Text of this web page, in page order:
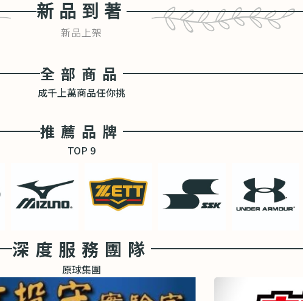
新品到著
新品上架
全部商品
成千上萬商品任你挑
推薦品牌
TOP 9
深度服務團隊
原球集團